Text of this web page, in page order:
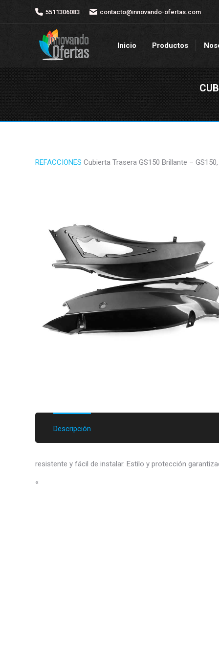
5511306083 contacto@innovando-ofertas.com
Inicio Productos
REFACCIONES Cubierta Trasera GS150 Brillante –
Descripción
resistente y fácil de instalar. Estilo y protección
«
5511306083 contacto@innovando-ofertas.com
Inicio Productos